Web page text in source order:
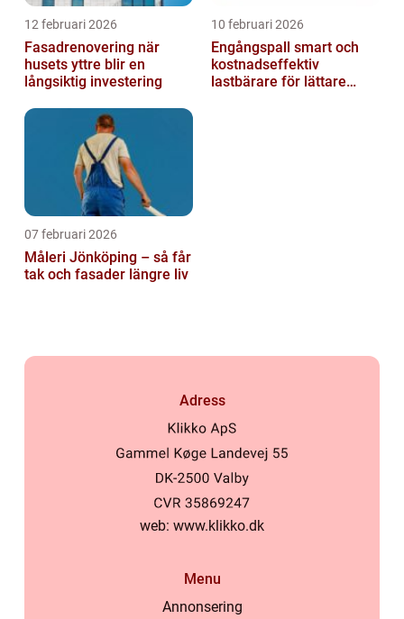
12 februari 2026
Fasadrenovering när
husets yttre blir en
långsiktig investering
10 februari 2026
Engångspall smart och
kostnadseffektiv
lastbärare för lättare
07 februari 2026
Måleri Jönköping – så får
tak och fasader längre liv
Adress
web: www.klikko.dk
Menu
Annonsering